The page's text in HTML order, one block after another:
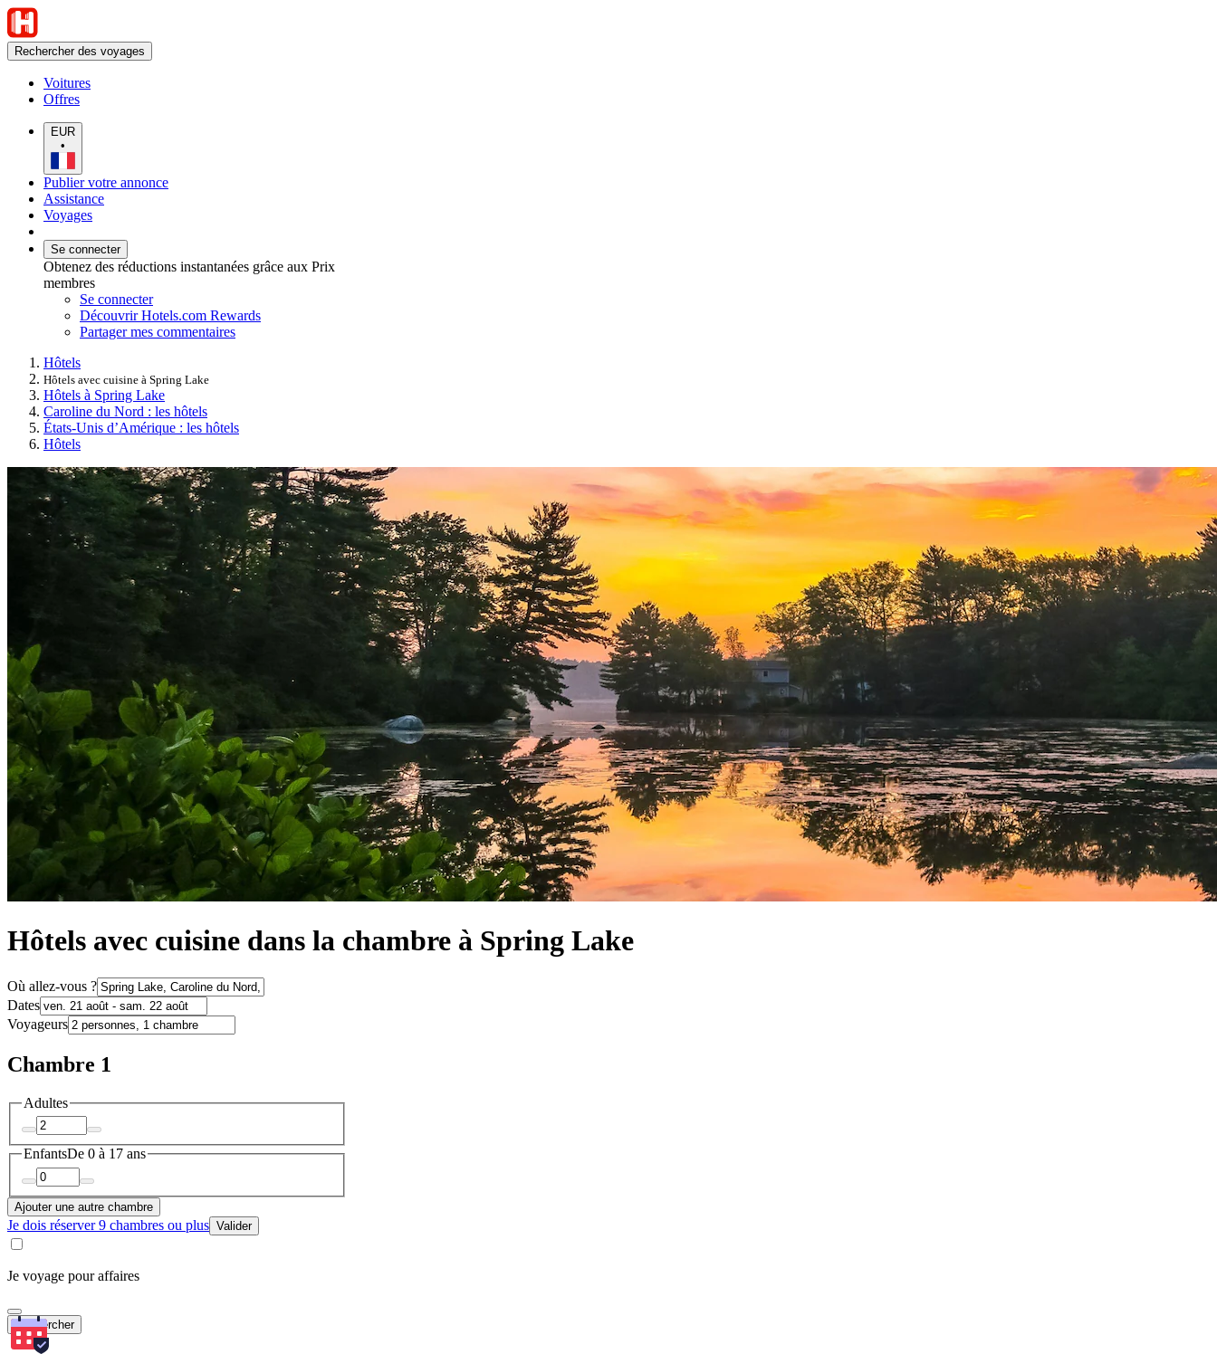
Rechercher des voyages
Voitures
Offres
EUR
•
Publier votre annonce
Assistance
Voyages
Se connecter
Obtenez des réductions instantanées grâce aux Prix
membres
Se connecter
Découvrir Hotels.com Rewards
Partager mes commentaires
Hôtels
Hôtels avec cuisine à Spring Lake
Hôtels à Spring Lake
Caroline du Nord : les hôtels
États-Unis d’Amérique : les hôtels
Hôtels
Hôtels avec cuisine dans la chambre à Spring Lake
Où allez-vous ?
Dates
Voyageurs
Chambre 1
Adultes
EnfantsDe 0 à 17 ans
Ajouter une autre chambre
Je dois réserver 9 chambres ou plus Valider
Je voyage pour affaires
Rechercher